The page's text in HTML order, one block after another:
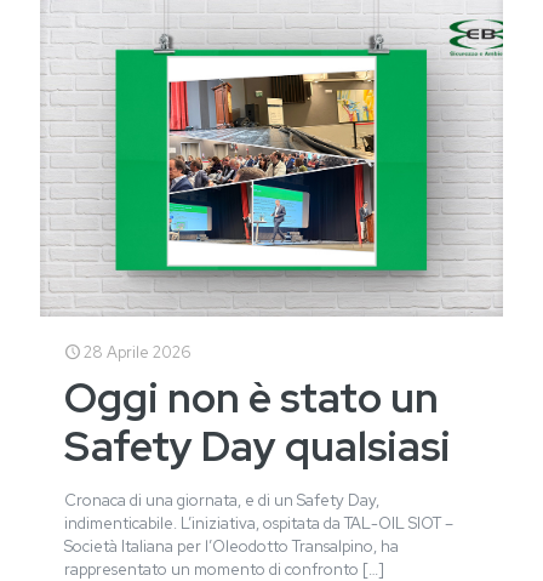
28 Aprile 2026
Oggi non è stato un
Safety Day qualsiasi
Cronaca di una giornata, e di un Safety Day,
indimenticabile. L’iniziativa, ospitata da TAL-OIL SIOT –
Società Italiana per l’Oleodotto Transalpino, ha
rappresentato un momento di confronto […]